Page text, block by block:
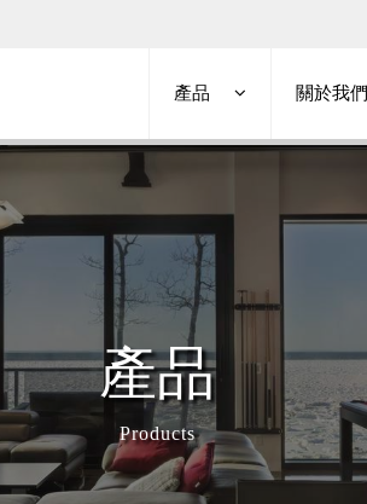
產品
自動滑移門
推開門
關於我們
產品
Products